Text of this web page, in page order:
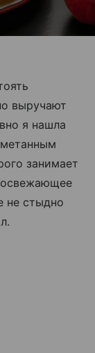
выручают
я нашла
занимает
освежающее
не стыдно